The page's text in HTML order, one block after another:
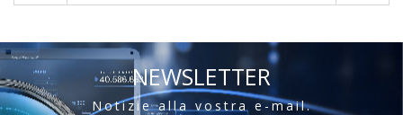
NEWSLETTER
Notizie alla vostra e-mail.